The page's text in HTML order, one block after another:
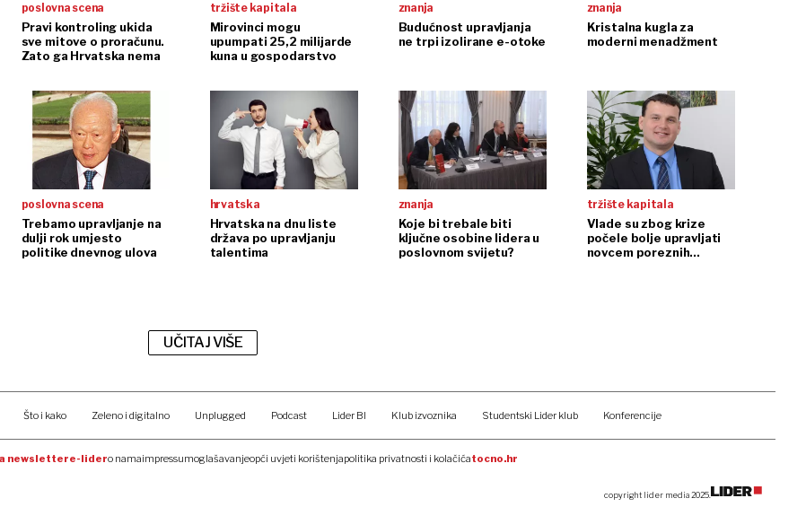
poslovna scena
Pravi kontroling ukida
sve mitove o proračunu.
Zato ga Hrvatska nema
tržište kapitala
Mirovinci mogu
upumpati 25,2 milijarde
kuna u gospodarstvo
znanja
Budućnost upravljanja
ne trpi izolirane e-otoke
znanja
Kristalna kugla za
moderni menadžment
poslovna scena
Trebamo upravljanje na
dulji rok umjesto
politike dnevnog ulova
hrvatska
Hrvatska na dnu liste
država po upravljanju
talentima
znanja
Koje bi trebale biti
ključne osobine lidera u
poslovnom svijetu?
tržište kapitala
Vlade su zbog krize
počele bolje upravljati
novcem poreznih
UČITAJ VIŠE
Što i kako Zeleno i digitalno Unplugged Podcast Lider BI Klub izvoznika Studentski Lider klub Konferencije
newslettere-lidero namaimpressumoglašavanjeopći uvjeti korištenjapolitika privatnosti i kolačićatocno.hr
copyright lider media 2025.